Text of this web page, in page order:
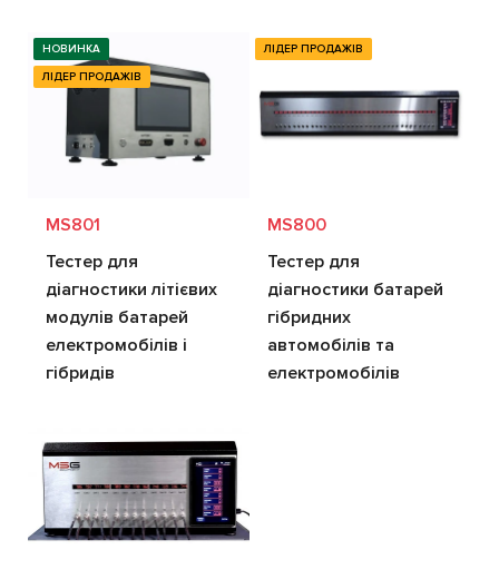
НОВИНКА
ЛІДЕР ПРОДАЖІВ
MS801
Тестер для
діагностики літієвих
модулів батарей
електромобілів і
гібридів
ЛІДЕР ПРОДАЖІВ
MS800
Тестер для
діагностики батарей
гібридних
автомобілів та
електромобілів